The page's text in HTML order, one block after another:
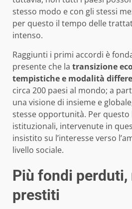
stesso modo e con gli stessi
per questo il tempo delle
intenso.
Raggiunti i primi accordi è
presente che la transizione
tempistiche e modalità
circa 200 paesi al mondo; a
una visione di insieme e
stesse opportunità. Per questo
istituzionali, intervenute in
insistito su l’interesse verso
livello sociale.
Più fondi perduti,
prestiti